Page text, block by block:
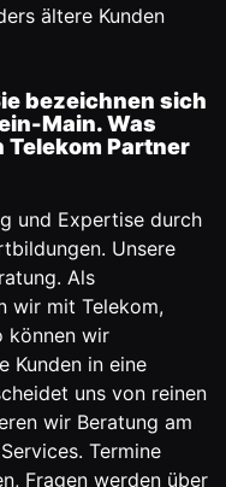
ältere Kunden
bezeichnen sich
Main. Was
Telekom Partner
und Expertise durch
Unsere
Als
wir mit Telekom,
können wir
Kunden in eine
uns von reinen
wir Beratung am
Termine
Fragen werden über